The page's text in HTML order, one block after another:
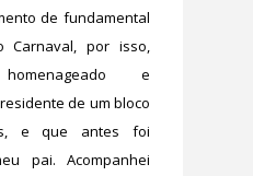
de fundamental
Carnaval, por isso,
e
de um bloco
e que antes foi
pai. Acompanhei